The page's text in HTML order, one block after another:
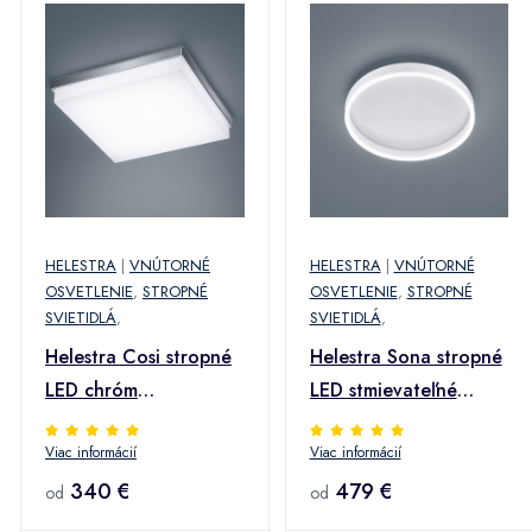
HELESTRA | VNÚTORNÉ
OSVETLENIE, STROPNÉ
SVIETIDLÁ,
Helestra Cosi stropné
LED chróm
31,5x31,5 cm
Viac informácií
od 340 €
HELESTRA| VNÚTORNÉ
OSVETLENIE, STROPNÉ
SVIETIDLÁ,
Helestra Sona stropné
LED stmievateľné
Ø40cm biele
Viac informácií
od 479 €